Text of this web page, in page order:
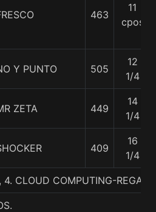
463
11
cpos
Y PUNTO 505
12
1/4
ZETA 449
14
1/4
409
16
1/4
4. CLOUD COMPUTING-REGAL